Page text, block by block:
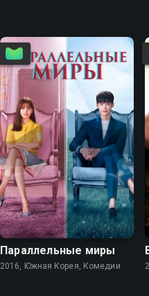
8.1 8.0
Параллельные миры
2016, Южная Корея, Комедии